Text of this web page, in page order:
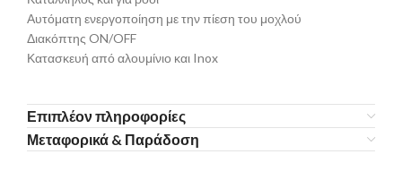
Αυτόματη ενεργοποίηση με την πίεση του μοχλού
Διακόπτης ON/OFF
Κατασκευή από αλουμίνιο και Inox
Επιπλέον πληροφορίες
Μεταφορικά & Παράδοση